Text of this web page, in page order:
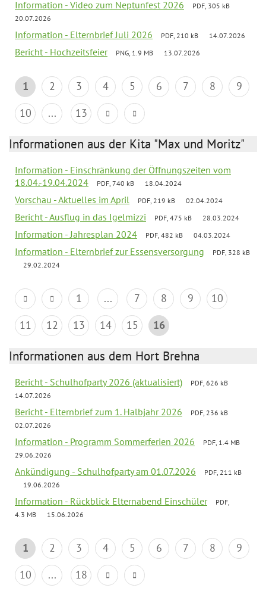
Information - Video zum Neptunfest 2026
PDF, 305 kB
20.07.2026
Information - Elternbrief Juli 2026 PDF, 210 kB 14.07.2026
Bericht - Hochzeitsfeier PNG, 1.9 MB 13.07.2026
1 2 3 4 5 6 7 8
9
10
... 13
Informationen aus der Kita "Max und Moritz"
Information - Einschränkung der Öffnungszeiten vom
18.04.-19.04.2024
PDF, 740 kB 18.04.2024
Vorschau - Aktuelles im April PDF, 219 kB 02.04.2024
Bericht - Ausflug in das Igelmizzi PDF, 475 kB 28.03.2024
Information - Jahresplan 2024 PDF, 482 kB 04.03.2024
Information - Elternbrief zur Essensversorgung
PDF, 328 kB
29.02.2024
1 ... 7 8 9
10
11
12 13 14 15 16
Informationen aus dem Hort Brehna
Bericht - Schulhofparty 2026 (aktualisiert)
PDF, 626 kB
14.07.2026
Bericht - Elternbrief zum 1. Halbjahr 2026
PDF, 236 kB
02.07.2026
Information - Programm Sommerferien 2026
PDF, 1.4 MB
29.06.2026
Ankündigung - Schulhofparty am 01.07.2026
PDF, 211 kB
19.06.2026
Information - Rückblick Elternabend Einschüler
PDF,
4.3 MB
15.06.2026
1 2 3 4 5 6 7 8
9
10
... 18